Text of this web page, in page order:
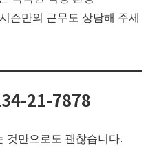
즌만의 근무도 상담해 주세
21-7878
것만으로도 괜찮습니다.